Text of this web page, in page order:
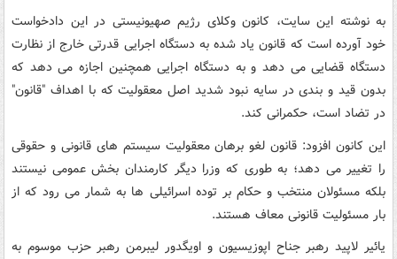
به نوشته این سایت، کانون وکلای رژیم صهیونیستی در این دادخواست
خود آورده است که قانون یاد شده به دستگاه اجرایی قدرتی خارج از نظارت
دستگاه قضایی می دهد و به دستگاه اجرایی همچنین اجازه می دهد که
بدون قید و بندی در سایه نبود شدید اصل معقولیت که با اهداف "قانون"
در تضاد است، حکمرانی کند.
این کانون افزود: قانون لغو برهان معقولیت سیستم های قانونی و حقوقی
را تغییر می دهد؛ به طوری که وزرا دیگر کارمندان بخش عمومی نیستند
بلکه مسئولان منتخب و حکام بر توده اسرائیلی ها به شمار می رود که از
بار مسئولیت قانونی معاف هستند.
یائیر لاپید رهبر جناح اپوزیسیون و اویگدور لیبرمن رهبر حزب موسوم به